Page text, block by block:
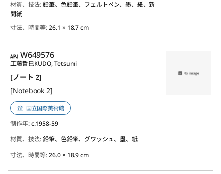
材質、技法:鉛筆、色鉛筆、フェルトペン、墨、紙、新
聞紙
寸法、時間等:26.1 × 18.7 cm
APJ
W649576
[ノート 2]
[Notebook 2]
工藤哲巳KUDO, Tetsumi
国立国際美術館
制作年: c.1958-59
材質、技法:鉛筆、色鉛筆、グワッシュ、墨、紙
寸法、時間等:26.0 × 18.9 cm